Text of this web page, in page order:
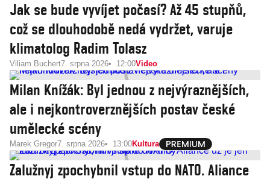
Jak se bude vyvíjet počasí? Až 45 stupňů,
což se dlouhodobě nedá vydržet, varuje
klimatolog Radim Tolasz
Viliam Buchert7. srpna 2026 12:00Video
Milan Knížák: Byl jednou z nejvýraznějších,
ale i nejkontroverznějších postav české
umělecké scény
Marek Gregor7. srpna 2026 13:00Kultura
Zalužnyj zpochybnil vstup do NATO. Aliance